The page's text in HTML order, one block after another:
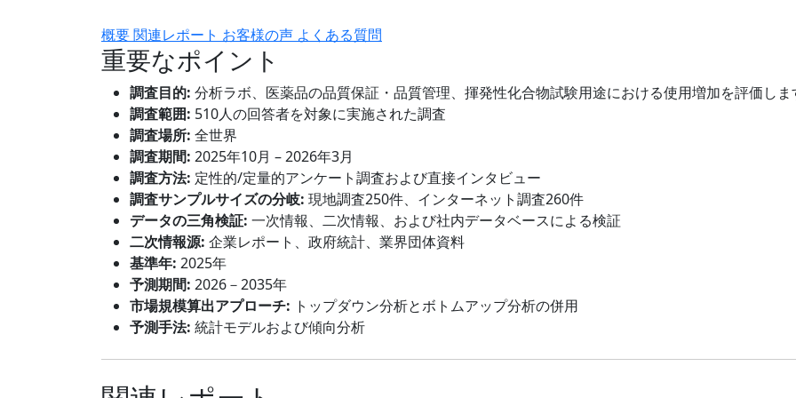
概要関連レポート お客様の声 よくある質問
重要なポイント
調査目的: 分析ラボ、医薬品の品質保証・品質管理、揮発性化合物試験用途における使用増加を評価しま
調査範囲: 510人の回答者を対象に実施された調査
調査場所: 全世界
調査期間: 2025年10月 – 2026年3月
調査方法: 定性的/定量的アンケート調査および直接インタビュー
調査サンプルサイズの分岐: 現地調査250件、インターネット調査260件
データの三角検証: 一次情報、二次情報、および社内データベースによる検証
二次情報源: 企業レポート、政府統計、業界団体資料
基準年: 2025年
予測期間: 2026－2035年
市場規模算出アプローチ: トップダウン分析とボトムアップ分析の併用
予測手法: 統計モデルおよび傾向分析